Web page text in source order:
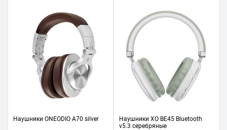
Наушники ONEODIO A70 silver
Наушники XO BE45 Bluetooth
v5.3 серебряные